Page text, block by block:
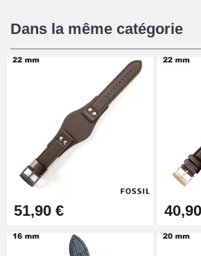
16,90 €
Pied à Coulisse
9,90 €
Pince à Poinçonner
Pince Trou pour Bracelet
Dans la même catégorie
51,90 €